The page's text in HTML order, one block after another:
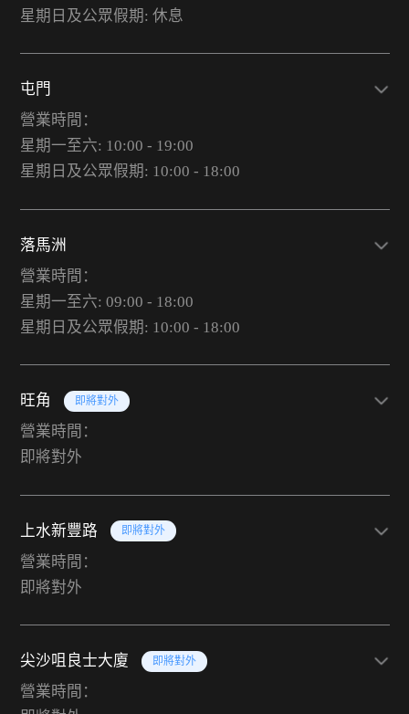
星期日及公眾假期: 休息
屯門
營業時間：
星期一至六: 10:00 - 19:00
星期日及公眾假期: 10:00 - 18:00
落馬洲
營業時間：
星期一至六: 09:00 - 18:00
星期日及公眾假期: 10:00 - 18:00
旺角 即將對外
營業時間：
即將對外
上水新豐路 即將對外
營業時間：
即將對外
尖沙咀良士大廈 即將對外
營業時間：